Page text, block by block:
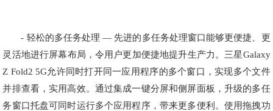
- 轻松的多任务处理 — 先进的多任务处理窗口能够更便捷、更
灵活地进行屏幕布局，令用户更加便捷地提升生产力。三星Galaxy
Z Fold2 5G允许同时打开同一应用程序的多个窗口，实现多个文件
并排查看，实用高效。通过集成一键分屏和侧屏面板，升级的多任
务窗口托盘可同时运行多个应用程序，带来更多便利。使用拖拽功